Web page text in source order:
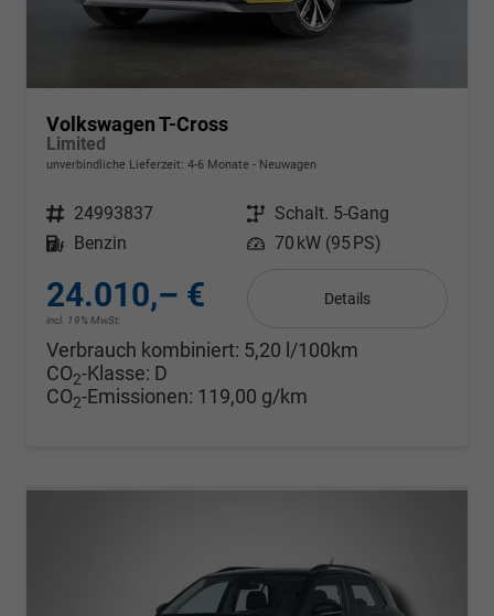
Volkswagen T-Cross
Limited
unverbindliche Lieferzeit: 4-6 Monate Neuwagen
Fahrzeugnr. 24993837 Getriebe Schalt. 5-Gang
Kraftstoff
Benzin Leistung 70 kW (95 PS)
24.010,– €
incl. 19% MwSt.
Details
Verbrauch kombiniert: 5,20 l/100km
CO2-Klasse: D
CO2-Emissionen: 119,00 g/km